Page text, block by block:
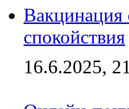
Вакцинация
спокойствия
16.6.2025,